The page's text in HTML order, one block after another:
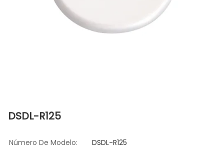
DSDL-R125
Número De Modelo: DSDL-R125